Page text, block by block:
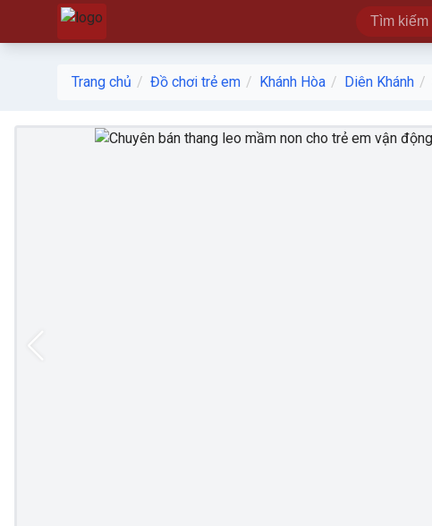
Trang chủ Đồ chơi trẻ em Khánh Hòa Diên Khánh